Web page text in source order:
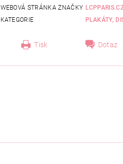
WEBOVÁ STRÁNKA ZNAČKY
KATEGORIE
PLAKÁTY,
Tisk Dotaz